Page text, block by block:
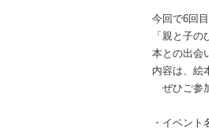
今回で6回
「親と子
本との出会
内容は、絵
ぜひご参
・イベント